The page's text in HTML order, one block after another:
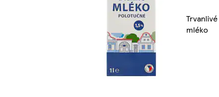
Trvanlivé
mléko